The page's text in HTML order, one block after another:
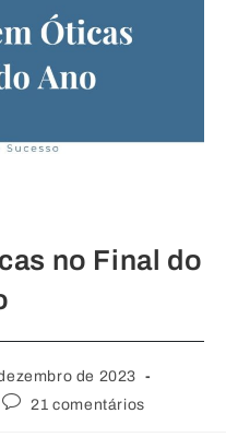
no Final do
de 2023
21 comentários